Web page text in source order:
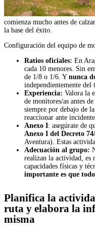
comienza mucho antes de
la base del éxito.
Configuración del equipo de
Ratios oficiales: En
cada 10 menores. Sin
de 1/8 o 1/6. Y nunca
independientemente del
Experiencia: Valora la
de monitores/as antes
siempre por debajo de
reaccionar ante
Anexo I: asegúrate de
Anexo I del Decreto
Aventura). Estas
Adecuación al grupo:
realizan la actividad, es
capacidades físicas y
importante es que
Planifica la
ruta y elabora la
misma